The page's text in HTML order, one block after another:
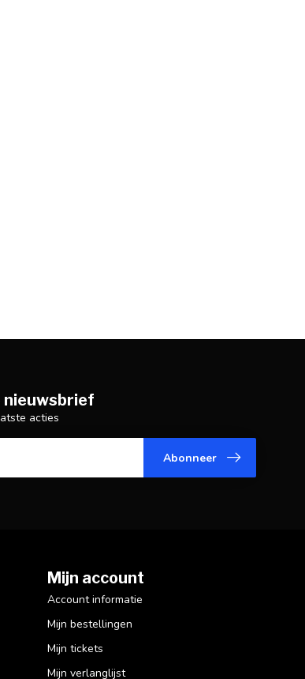
nieuwsbrief
acties
Abonneer
Mijn account
Account informatie
Mijn bestellingen
Mijn tickets
Mijn verlanglijst